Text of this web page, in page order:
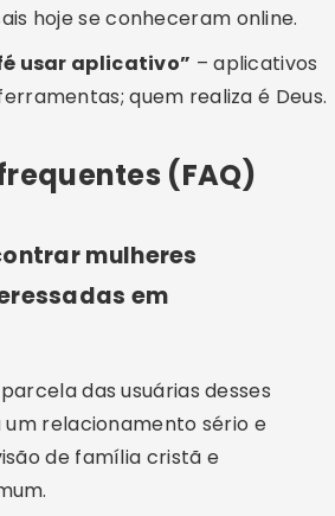
hoje se conheceram online.
usar aplicativo” – aplicativos
quem realiza é Deus.
(FAQ)
mulheres
em
das usuárias desses
relacionamento sério e
de família cristã e